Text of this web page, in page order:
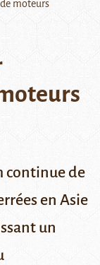
moteurs
continue de
en Asie
un